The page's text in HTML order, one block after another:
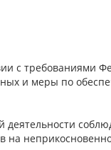
с требованиями
и меры по
на